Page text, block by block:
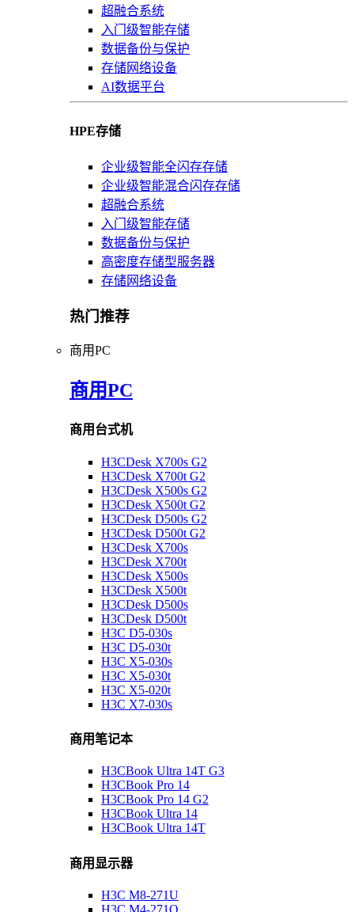
超融合系统
入门级智能存储
数据备份与保护
存储网络设备
AI数据平台
HPE存储
企业级智能全闪存存储
企业级智能混合闪存存储
超融合系统
入门级智能存储
数据备份与保护
高密度存储型服务器
存储网络设备
热门推荐
商用PC
商用PC
商用台式机
H3CDesk X700s G2
H3CDesk X700t G2
H3CDesk X500s G2
H3CDesk X500t G2
H3CDesk D500s G2
H3CDesk D500t G2
H3CDesk X700s
H3CDesk X700t
H3CDesk X500s
H3CDesk X500t
H3CDesk D500s
H3CDesk D500t
H3C D5-030s
H3C D5-030t
H3C X5-030s
H3C X5-030t
H3C X5-020t
H3C X7-030s
商用笔记本
H3CBook Ultra 14T G3
H3CBook Pro 14
H3CBook Pro 14 G2
H3CBook Ultra 14
H3CBook Ultra 14T
商用显示器
H3C M8-271U
H3C M4-271Q